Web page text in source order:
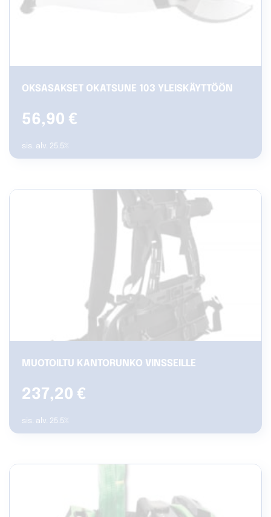
OKSASAKSET OKATSUNE 103 YLEISKÄYTTÖÖN
56,90 €
sis. alv. 25.5%
MUOTOILTU KANTORUNKO VINSSEILLE
237,20 €
sis. alv. 25.5%